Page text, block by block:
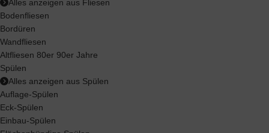
Alles anzeigen aus Fliesen
Bodenfliesen
Bordüren
Wandfliesen
Altfliesen 80er 90er Jahre
Spülen
Alles anzeigen aus Spülen
Auflage-Spülen
Eck-Spülen
Einbau-Spülen